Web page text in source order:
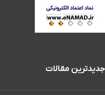
جدیدترین مقالات